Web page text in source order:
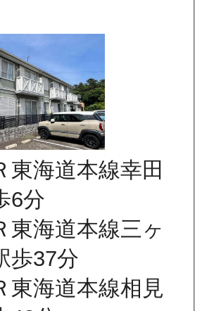
東海道本線幸田
6分
東海道本線三ヶ
歩37分
東海道本線相見